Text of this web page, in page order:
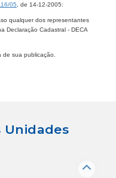
05 , de 14-12-2005:
qualquer dos representantes
Declaração Cadastral - DECA
sua publicação.
Unidades